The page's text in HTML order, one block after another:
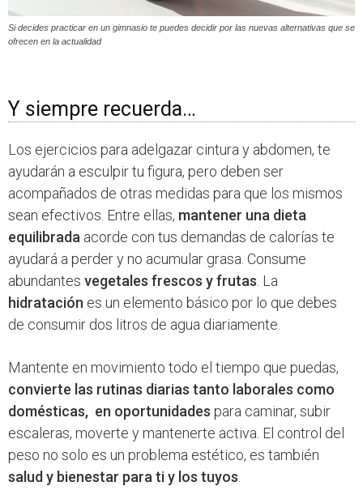
Si decides practicar en un gimnasio te puedes decidir por las nuevas alternativas que se
ofrecen en la actualidad
Y siempre recuerda…
Los ejercicios para adelgazar cintura y abdomen, te
ayudarán a esculpir tu figura, pero deben ser
acompañados de otras medidas para que los mismos
sean efectivos. Entre ellas, mantener una dieta
equilibrada acorde con tus demandas de calorías te
ayudará a perder y no acumular grasa. Consume
abundantes vegetales frescos y frutas . La
hidratación es un elemento básico por lo que debes
de consumir dos litros de agua diariamente.
Mantente en movimiento todo el tiempo que puedas,
convierte las rutinas diarias tanto laborales como
domésticas, en oportunidades para caminar, subir
escaleras, moverte y mantenerte activa. El control del
peso no solo es un problema estético, es también
salud y bienestar para ti y los tuyos